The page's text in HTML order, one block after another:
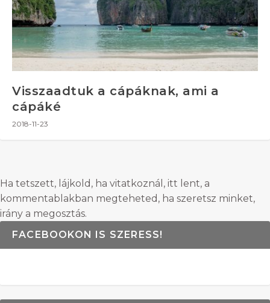
Visszaadtuk a cápáknak, ami a
cápáké
2018-11-23
Ha tetszett, lájkold, ha vitatkoznál, itt lent, a
kommentablakban megteheted, ha szeretsz minket,
irány a megosztás.
FACEBOOKON IS SZERESS!